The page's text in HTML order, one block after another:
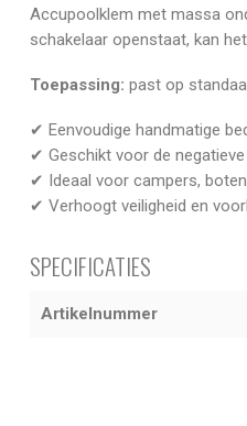
Accupoolklem met massa
schakelaar openstaat, kan
Toepassing: past op
✔ Eenvoudige handmatige
✔ Geschikt voor de
✔ Ideaal voor campers,
✔ Verhoogt veiligheid en
SPECIFICATIES
Artikelnummer